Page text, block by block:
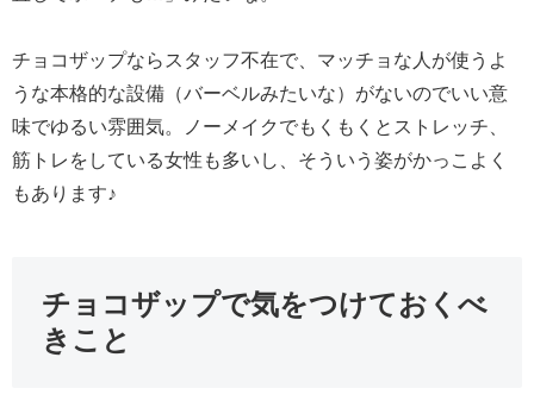
チョコザップならスタッフ不在で、マッチョな人が使うよ
うな本格的な設備（バーベルみたいな）がないのでいい意
味でゆるい雰囲気。ノーメイクでもくもくとストレッチ、
筋トレをしている女性も多いし、そういう姿がかっこよく
もあります♪
チョコザップで気をつけておくべ
きこと